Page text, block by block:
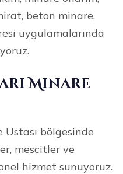
beton minare,
uygulamalarında
Minare
bölgesinde
mescitler ve
hizmet sunuyoruz.